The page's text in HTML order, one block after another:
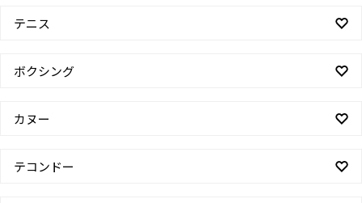
テニス
ボクシング
カヌー
テコンドー